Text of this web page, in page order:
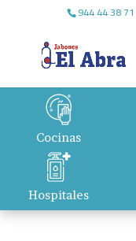
944 44 38 71
Cocinas
Hospitales